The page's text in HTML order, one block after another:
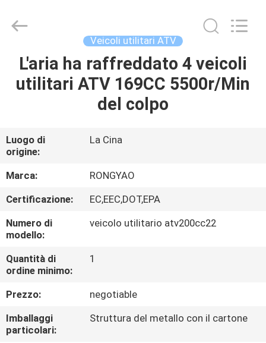
CASA
CIRCA
NOI
GIRO
DELLA
FABBRICA
CONTROLLO
DI
QUALITÀ
Rongyao
Vehicle
Veicoli utilitari ATV
L'aria ha raffreddato 4 veicoli
utilitari ATV 169CC 5500r/Min
del colpo
Luogo di
origine:
La Cina
Marca:
RONGYAO
Certificazione:
EC,EEC,DOT,EPA
Numero di
modello:
veicolo utilitario atv200cc22
Quantità di
ordine minimo:
1
Prezzo:
negotiable
Imballaggi
particolari:
Struttura del metallo con il cartone